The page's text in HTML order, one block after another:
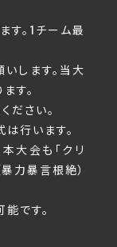
す。1チーム最
します。当大
す。
ださい。
行います。
大会も「クリ
暴力暴言根絶）
です。